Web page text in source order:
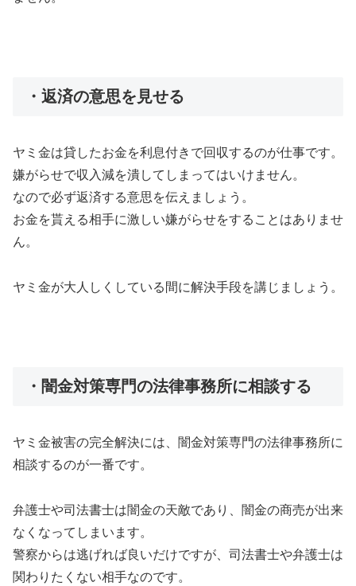
・返済の意思を見せる
ヤミ金は貸したお金を利息付きで回収するのが仕事です。
嫌がらせで収入減を潰してしまってはいけません。
なので必ず返済する意思を伝えましょう。
お金を貰える相手に激しい嫌がらせをすることはありませ
ん。
ヤミ金が大人しくしている間に解決手段を講じましょう。
・闇金対策専門の法律事務所に相談する
ヤミ金被害の完全解決には、闇金対策専門の法律事務所に
相談するのが一番です。
弁護士や司法書士は闇金の天敵であり、闇金の商売が出来
なくなってしまいます。
警察からは逃げれば良いだけですが、司法書士や弁護士は
関わりたくない相手なのです。